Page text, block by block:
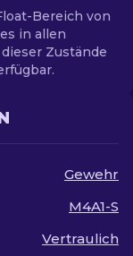
Bereich von
in allen
Zustände
Gewehr
M4A1-S
Vertraulich